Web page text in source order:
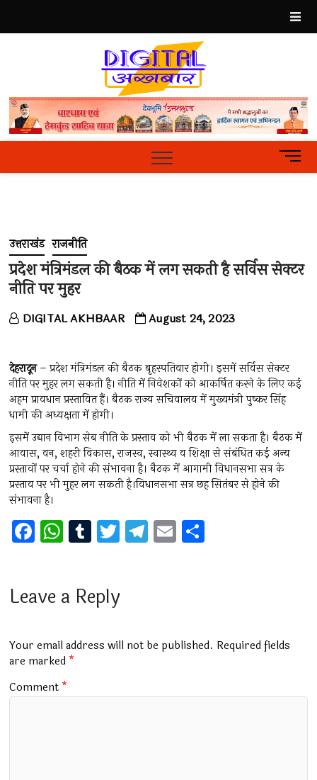
content
Hindi
News
PortalM
e
t
o
उत्तराखंड राजनीति
प्रदेश मंत्रिमंडल की बैठक में लग सकती है सर्विस सेक्टर
नीति पर मुहर
DIGITAL AKHBAAR August 24, 2023
देहरादून– प्रदेश मंत्रिमंडल की बैठक बृहस्पतिवार होगी। इसमें सर्विस सेक्टर
नीति पर मुहर लग सकती है। नीति में निवेशकों को आकर्षित करने के लिए कई
अहम प्रावधान प्रस्तावित हैं। बैठक राज्य सचिवालय में मुख्यमंत्री पुष्कर सिंह
धामी की अध्यक्षता में होगी।
इसमें उद्यान विभाग सेब नीति के प्रस्ताव को भी बैठक में ला सकता है। बैठक में
आवास, वन, शहरी विकास, राजस्व, स्वास्थ्य व शिक्षा से संबंधित कई अन्य
प्रस्तावों पर चर्चा होने की संभावना है। बैठक में आगामी विधानसभा सत्र के
प्रस्ताव पर भी मुहर लग सकती है।विधानसभा सत्र छह सितंबर से होने की
संभावना है।
F
a
b
o
k
W
h
s
p
p
T
u
bl
T
wi
er
T
el
m
E
m
Leave a Reply
Your email address will not be published. Required fields
are marked *
Comment *